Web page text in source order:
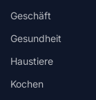
Geschäft
Gesundheit
Haustiere
Kochen